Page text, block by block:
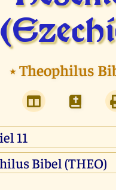
⭑Theophilus